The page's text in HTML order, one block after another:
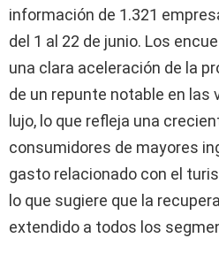
información de 1.321
del 1 al 22 de junio. Los
una clara aceleración de la
de un repunte notable en las
lujo, lo que refleja una
consumidores de mayores
gasto relacionado con el
lo que sugiere que la
extendido a todos los